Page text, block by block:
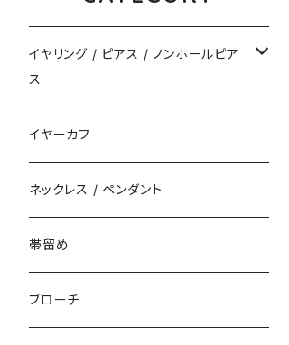
イヤリング / ピアス / ノンホールピア
ス
揺れるタイプ
花（直径3cm）
花（直径2.5cm）
揺れないタイプ
花
星
イヤーカフ
ネックレス / ペンダント
帯留め
ブローチ